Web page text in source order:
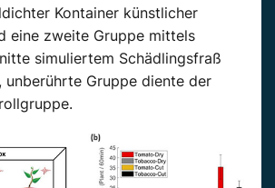
Kontainer künstlicher
eine zweite Gruppe mittels
simuliertem Schädlingsfraß
unberührte Gruppe diente der